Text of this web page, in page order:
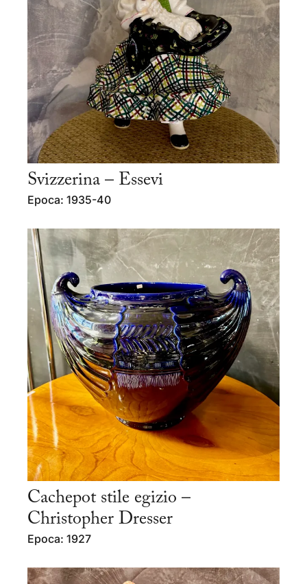
Svizzerina – Essevi
Epoca: 1935-40
Cachepot stile egizio –
Christopher Dresser
Epoca: 1927